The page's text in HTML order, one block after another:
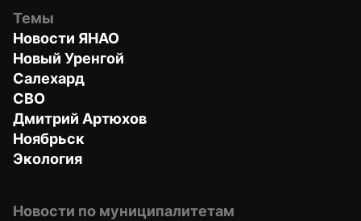
Темы
Новости ЯНАО
Новый Уренгой
Салехард
СВО
Дмитрий Артюхов
Ноябрьск
Экология
Новости по муниципалитетам